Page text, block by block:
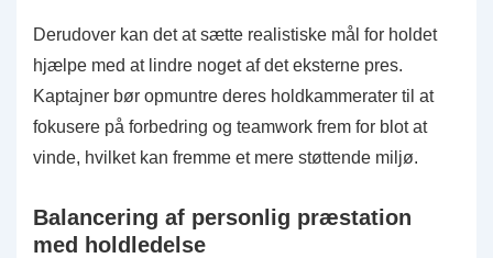
Derudover kan det at sætte realistiske mål for holdet
hjælpe med at lindre noget af det eksterne pres.
Kaptajner bør opmuntre deres holdkammerater til at
fokusere på forbedring og teamwork frem for blot at
vinde, hvilket kan fremme et mere støttende miljø.
Balancering af personlig præstation
med holdledelse